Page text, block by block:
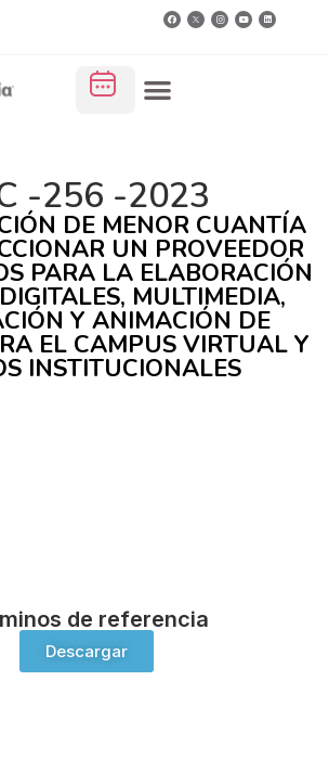
-256 -2023
DE MENOR CUANTÍA
UN PROVEEDOR
PARA LA ELABORACIÓN
MULTIMEDIA,
Y ANIMACIÓN DE
EL CAMPUS VIRTUAL Y
INSTITUCIONALES
de referencia
Descargar